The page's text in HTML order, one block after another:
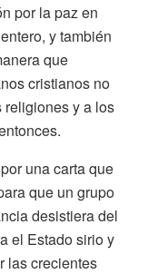
por la paz en
y también
que
cristianos no
religiones y a los
una carta que
que un grupo
desistiera del
el Estado sirio y
las crecientes